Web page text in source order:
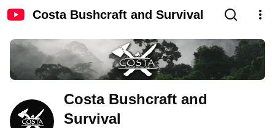
Costa Bushcraft and Survival
Costa Bushcraft and
Survival